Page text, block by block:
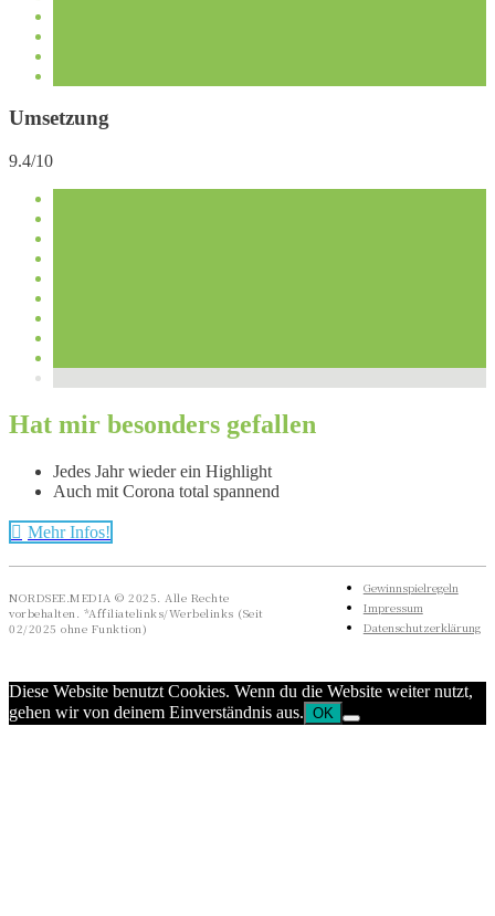
Umsetzung
9.4/10
Hat mir besonders gefallen
Jedes Jahr wieder ein Highlight
Auch mit Corona total spannend
Mehr Infos!
NORDSEE.MEDIA © 2025. Alle Rechte
vorbehalten. *Affiliatelinks/Werbelinks (Seit
02/2025 ohne Funktion)
Gewinnspielregeln
Impressum
Datenschutzerklärung
Diese Website benutzt Cookies. Wenn du die Website weiter nutzt,
gehen wir von deinem Einverständnis aus. OK